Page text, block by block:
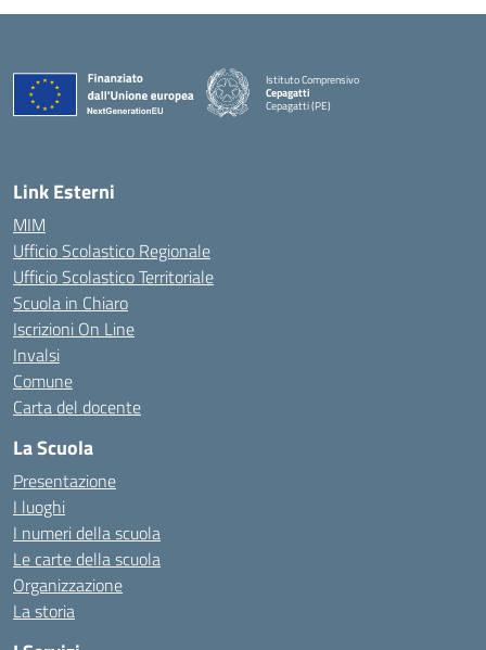
Istituto Comprensivo
Cepagatti
Cepagatti (PE)
— Visita la pagina iniziale della scuola
Link Esterni
MIM
Ufficio Scolastico Regionale
Ufficio Scolastico Territoriale
Scuola in Chiaro
Iscrizioni On Line
Invalsi
Comune
Carta del docente
La Scuola
Presentazione
I luoghi
I numeri della scuola
Le carte della scuola
Organizzazione
La storia